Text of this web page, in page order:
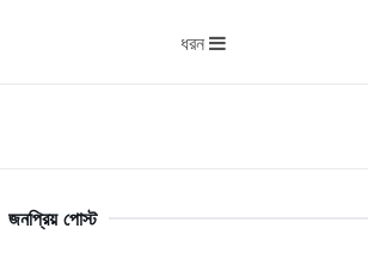
ধরন
জনপ্রিয় পোস্ট